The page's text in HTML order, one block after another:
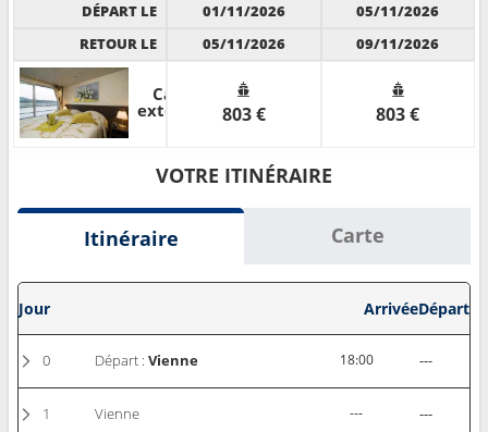
DÉPART LE
RETOUR LE
Cabine
extérieure
01/11/2026
05/11/2026
803 €
05/11/2026
09/11/2026
803 €
VOTRE ITINÉRAIRE
Itinéraire Carte
Jour ArrivéeDépart
0 Départ :Vienne 18:00 ---
1 Vienne --- ---